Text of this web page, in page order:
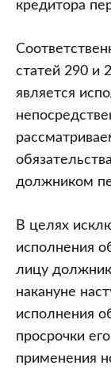
должен
должник
при
наличии
такого
если
заключен
договор
уступки
или
нет?
кредитора
статей 290 и
является
должником
В целях
исполнения
лицу
накануне
исполнения
просрочки
применения